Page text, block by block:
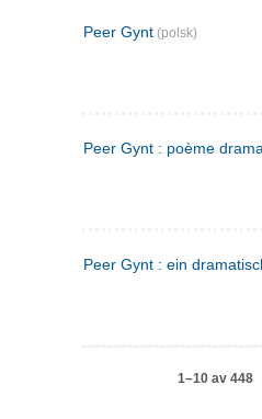
Peer Gynt (polsk)
Peer Gynt : poème
Peer Gynt : ein
1–10 av 448